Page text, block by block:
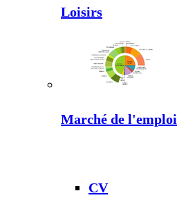
Loisirs
Marché de l'emploi
CV